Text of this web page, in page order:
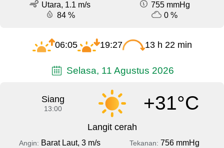
Utara, 1.1 m/s
755 mmHg
84 %
0 %
06:05 19:27 13 h 22 min
Selasa, 11 Agustus 2026
Siang
13:00 +31°C
Langit cerah
Angin: Barat Laut, 3 m/s Tekanan: 756 mmHg